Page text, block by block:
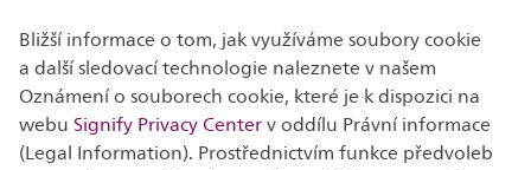
Bližší informace o tom, jak využíváme soubory cookie
a další sledovací technologie naleznete v našem
Oznámení o souborech cookie, které je k dispozici na
webu Signify Privacy Centerv oddílu Právní informace
(Legal Information). Prostřednictvím funkce předvoleb